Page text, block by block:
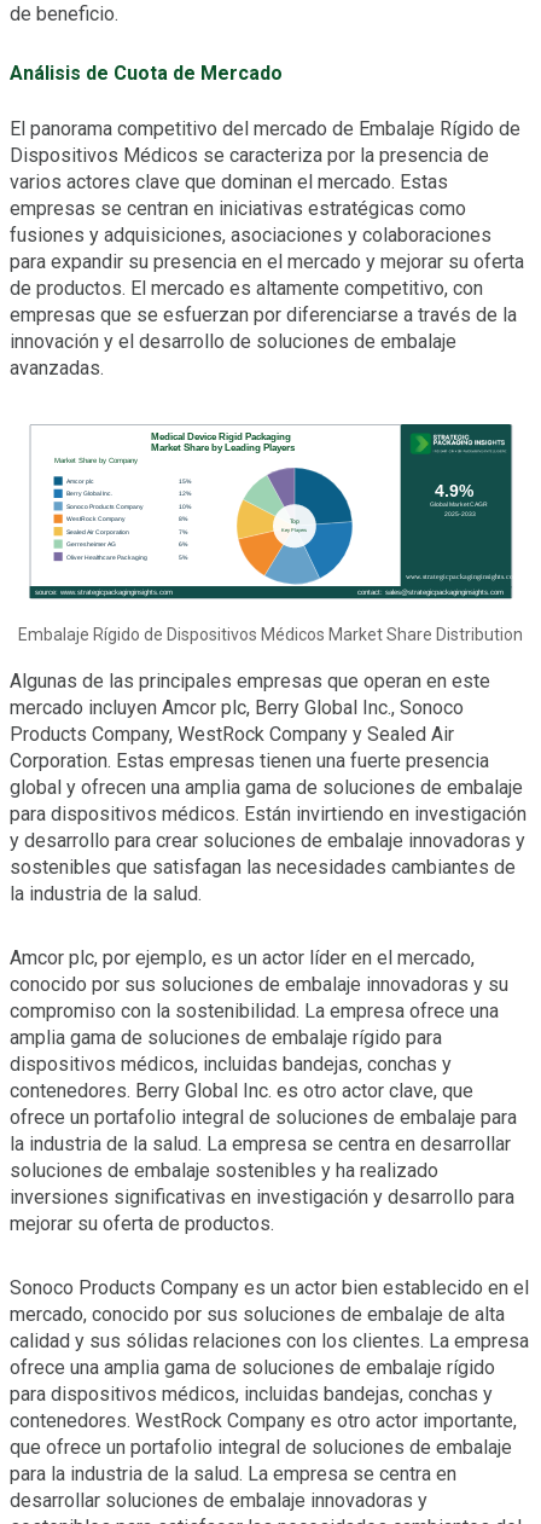
de beneficio.
Análisis de Cuota de Mercado
El panorama competitivo del mercado de Embalaje Rígido de
Dispositivos Médicos se caracteriza por la presencia de
varios actores clave que dominan el mercado. Estas
empresas se centran en iniciativas estratégicas como
fusiones y adquisiciones, asociaciones y colaboraciones
para expandir su presencia en el mercado y mejorar su oferta
de productos. El mercado es altamente competitivo, con
empresas que se esfuerzan por diferenciarse a través de la
innovación y el desarrollo de soluciones de embalaje
avanzadas.
Embalaje Rígido de Dispositivos Médicos Market Share Distribution
Algunas de las principales empresas que operan en este
mercado incluyen Amcor plc, Berry Global Inc., Sonoco
Products Company, WestRock Company y Sealed Air
Corporation. Estas empresas tienen una fuerte presencia
global y ofrecen una amplia gama de soluciones de embalaje
para dispositivos médicos. Están invirtiendo en investigación
y desarrollo para crear soluciones de embalaje innovadoras y
sostenibles que satisfagan las necesidades cambiantes de
la industria de la salud.
Amcor plc, por ejemplo, es un actor líder en el mercado,
conocido por sus soluciones de embalaje innovadoras y su
compromiso con la sostenibilidad. La empresa ofrece una
amplia gama de soluciones de embalaje rígido para
dispositivos médicos, incluidas bandejas, conchas y
contenedores. Berry Global Inc. es otro actor clave, que
ofrece un portafolio integral de soluciones de embalaje para
la industria de la salud. La empresa se centra en desarrollar
soluciones de embalaje sostenibles y ha realizado
inversiones significativas en investigación y desarrollo para
mejorar su oferta de productos.
Sonoco Products Company es un actor bien establecido en el
mercado, conocido por sus soluciones de embalaje de alta
calidad y sus sólidas relaciones con los clientes. La empresa
ofrece una amplia gama de soluciones de embalaje rígido
para dispositivos médicos, incluidas bandejas, conchas y
contenedores. WestRock Company es otro actor importante,
que ofrece un portafolio integral de soluciones de embalaje
para la industria de la salud. La empresa se centra en
desarrollar soluciones de embalaje innovadoras y